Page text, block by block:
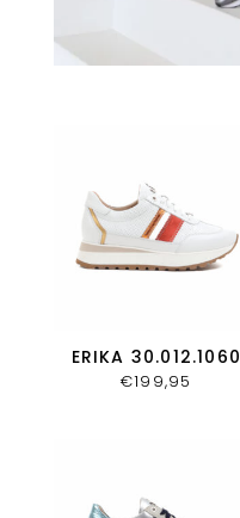
ERIKA 30.012.1060
€199,95